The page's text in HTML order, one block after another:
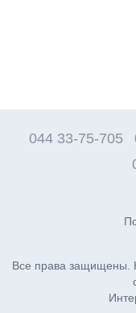
044 33-75-705
Все права защищены.